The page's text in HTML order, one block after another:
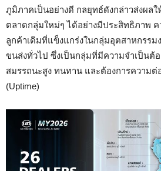
ภูมิภาคเป็นอย่างดี กลยุทธ์ดังกล่าวส่งผลใ
ตลาดกลุ่มใหม่ๆ ได้อย่างมีประสิทธิภาพ
ลูกค้าเดิมที่แข็งแกร่งในกลุ่มอุตสาหกรรม
ขนส่งทั่วไป ซึ่งเป็นกลุ่มที่มีความจำเป็นต้
สมรรถนะสูง ทนทาน และต้องการความต่
(Uptime)